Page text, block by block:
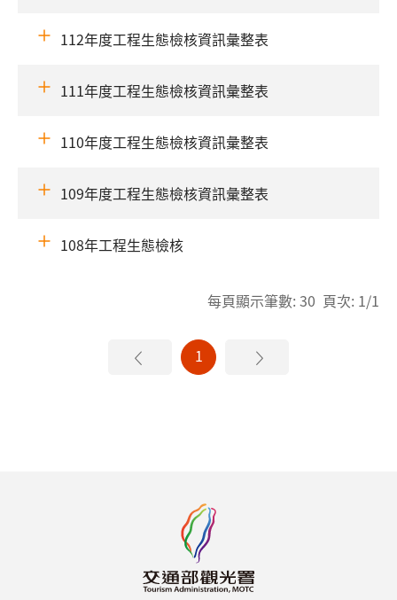
112年度工程生態檢核資訊彙整表
111年度工程生態檢核資訊彙整表
110年度工程生態檢核資訊彙整表
109年度工程生態檢核資訊彙整表
108年工程生態檢核
每頁顯示筆數: 30 頁次: 1/1
1